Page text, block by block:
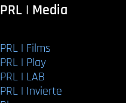
PRL | Media
PRL | Films
PRL | Play
PRL | LAB
PRL | Invierte